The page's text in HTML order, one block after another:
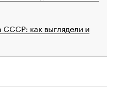
как выглядели и